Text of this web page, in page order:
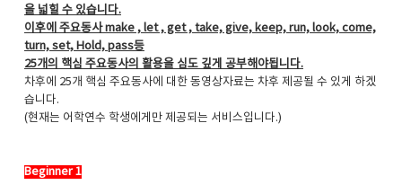
을 넓힐 수 있습니다.
이후에 주요동사 make , let , get , take, give, keep, run, look, come,
turn, set, Hold, pass등
25개의 핵심 주요동사의 활용을 심도 깊게 공부해야됩니다.
차후에 25개 핵심 주요동사에 대한 동영상자료는 차후 제공될 수 있게 하겠
습니다.
(현재는 어학연수 학생에게만 제공되는 서비스입니다.)
Beginner 1